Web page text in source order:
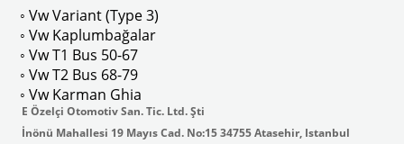
isteyenler için tercih edilir.
◦ Vw Variant (Type 3)
◦ Vw Kaplumbağalar
◦ Vw T1 Bus 50-67
◦ Vw T2 Bus 68-79
◦ Vw Karman Ghia
E Özelçi Otomotiv San. Tic. Ltd. Şti
İnönü Mahallesi 19 Mayıs Cad. No:15 34755 Atasehir, Istanbul